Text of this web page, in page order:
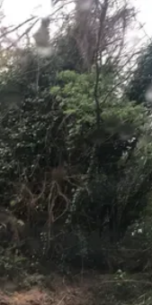
CRONACA
POLITICA
SANITÀ
AMBIENTE
SOCIETÀ
CULTURA
ECONOMIA E LAVORO
EVENTI